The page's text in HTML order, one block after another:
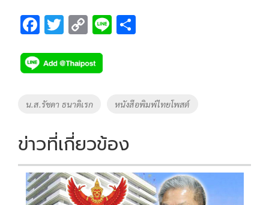
F
e
b
o
k
T
tt
er
C
p
y
Li
k
Li
Tags
น.ส.รัชดา ธนาดิเรก หนังสือพิมพ์ไทยโพสต์
ข่าวที่เกี่ยวข้อง